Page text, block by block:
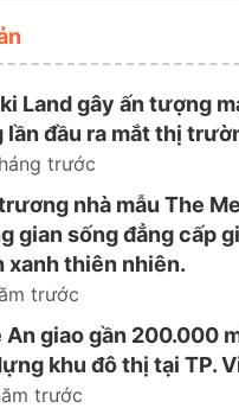
Land gây ấn tượng
lần đầu ra mắt thị
trước
nhà mẫu The
gian sống đẳng cấp
xanh thiên nhiên.
trước
An giao gần 200.000
khu đô thị tại TP.
trước